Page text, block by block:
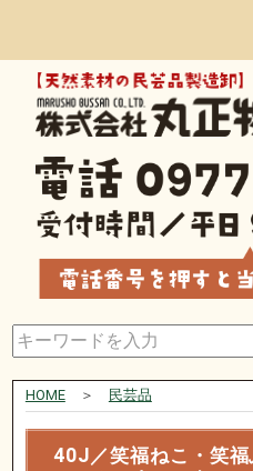
HOME＞ 民芸品
40J／笑福ねこ・笑